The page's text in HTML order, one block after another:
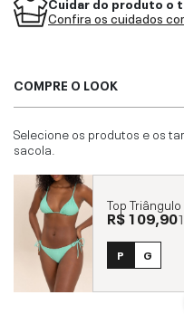
Confira os cuidados
COMPRE O LOOK
Selecione os produtos e os
sacola.
Top
R$ 109,90
P G